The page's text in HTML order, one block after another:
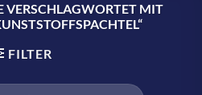
VERSCHLAGWORTET MIT
FILTER